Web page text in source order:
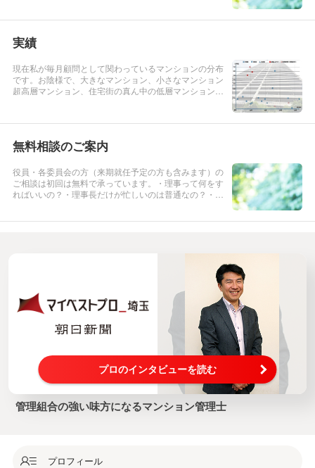
実績
現在私が毎月顧問として関わっているマンションの分布
です。お陰様で、大きなマンション、小さなマンション
超高層マンション、住宅街の真ん中の低層マンション複
無料相談のご案内
役員・各委員会の方（来期就任予定の方も含みます）の
ご相談は初回は無料で承っています。・理事って何をす
ればいいの？・理事長だけが忙しいのは普通なの？・管
プロのインタビューを読む
管理組合の強い味方になるマンション管理士
プロフィール